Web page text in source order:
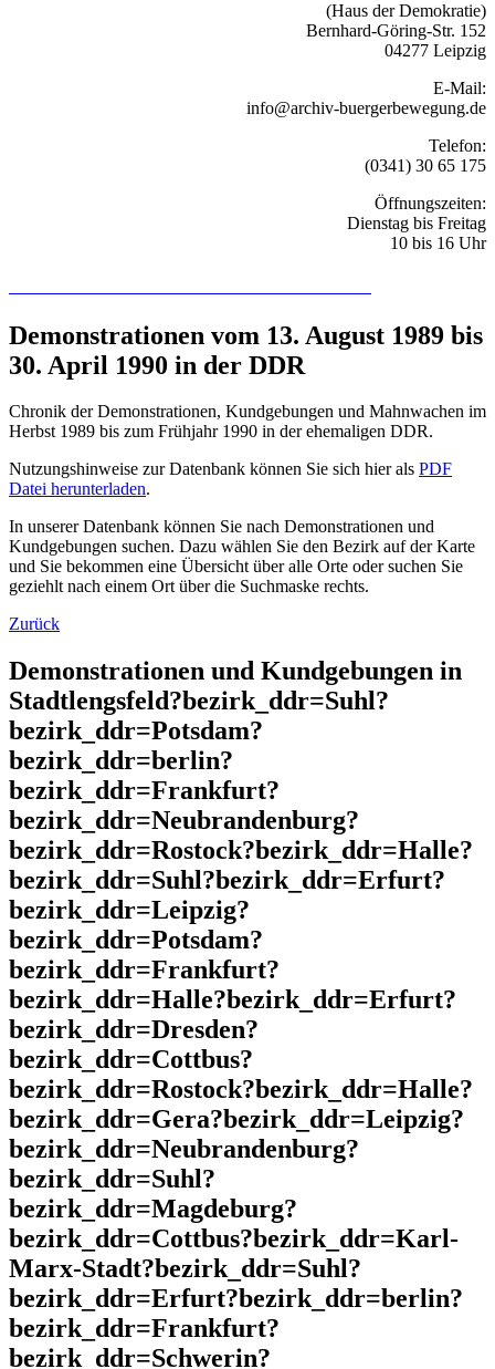
(Haus der Demokratie)
Bernhard-Göring-Str. 152
04277 Leipzig
E-Mail:
info@archiv-buergerbewegung.de
Telefon:
(0341) 30 65 175
Öffnungszeiten:
Dienstag bis Freitag
10 bis 16 Uhr
Demonstrationen vom 13. August 1989 bis
30. April 1990 in der DDR
Chronik der Demonstrationen, Kundgebungen und Mahnwachen im
Herbst 1989 bis zum Frühjahr 1990 in der ehemaligen DDR.
Nutzungshinweise zur Datenbank können Sie sich hier als PDF
Datei herunterladen.
In unserer Datenbank können Sie nach Demonstrationen und
Kundgebungen suchen. Dazu wählen Sie den Bezirk auf der Karte
und Sie bekommen eine Übersicht über alle Orte oder suchen Sie
geziehlt nach einem Ort über die Suchmaske rechts.
Zurück
Demonstrationen und Kundgebungen in
Stadtlengsfeld?bezirk_ddr=Suhl?
bezirk_ddr=Potsdam?
bezirk_ddr=berlin?
bezirk_ddr=Frankfurt?
bezirk_ddr=Neubrandenburg?
bezirk_ddr=Rostock?bezirk_ddr=Halle?
bezirk_ddr=Suhl?bezirk_ddr=Erfurt?
bezirk_ddr=Leipzig?
bezirk_ddr=Potsdam?
bezirk_ddr=Frankfurt?
bezirk_ddr=Halle?bezirk_ddr=Erfurt?
bezirk_ddr=Dresden?
bezirk_ddr=Cottbus?
bezirk_ddr=Rostock?bezirk_ddr=Halle?
bezirk_ddr=Gera?bezirk_ddr=Leipzig?
bezirk_ddr=Neubrandenburg?
bezirk_ddr=Suhl?
bezirk_ddr=Magdeburg?
bezirk_ddr=Cottbus?bezirk_ddr=Karl-
Marx-Stadt?bezirk_ddr=Suhl?
bezirk_ddr=Erfurt?bezirk_ddr=berlin?
bezirk_ddr=Frankfurt?
bezirk_ddr=Schwerin?